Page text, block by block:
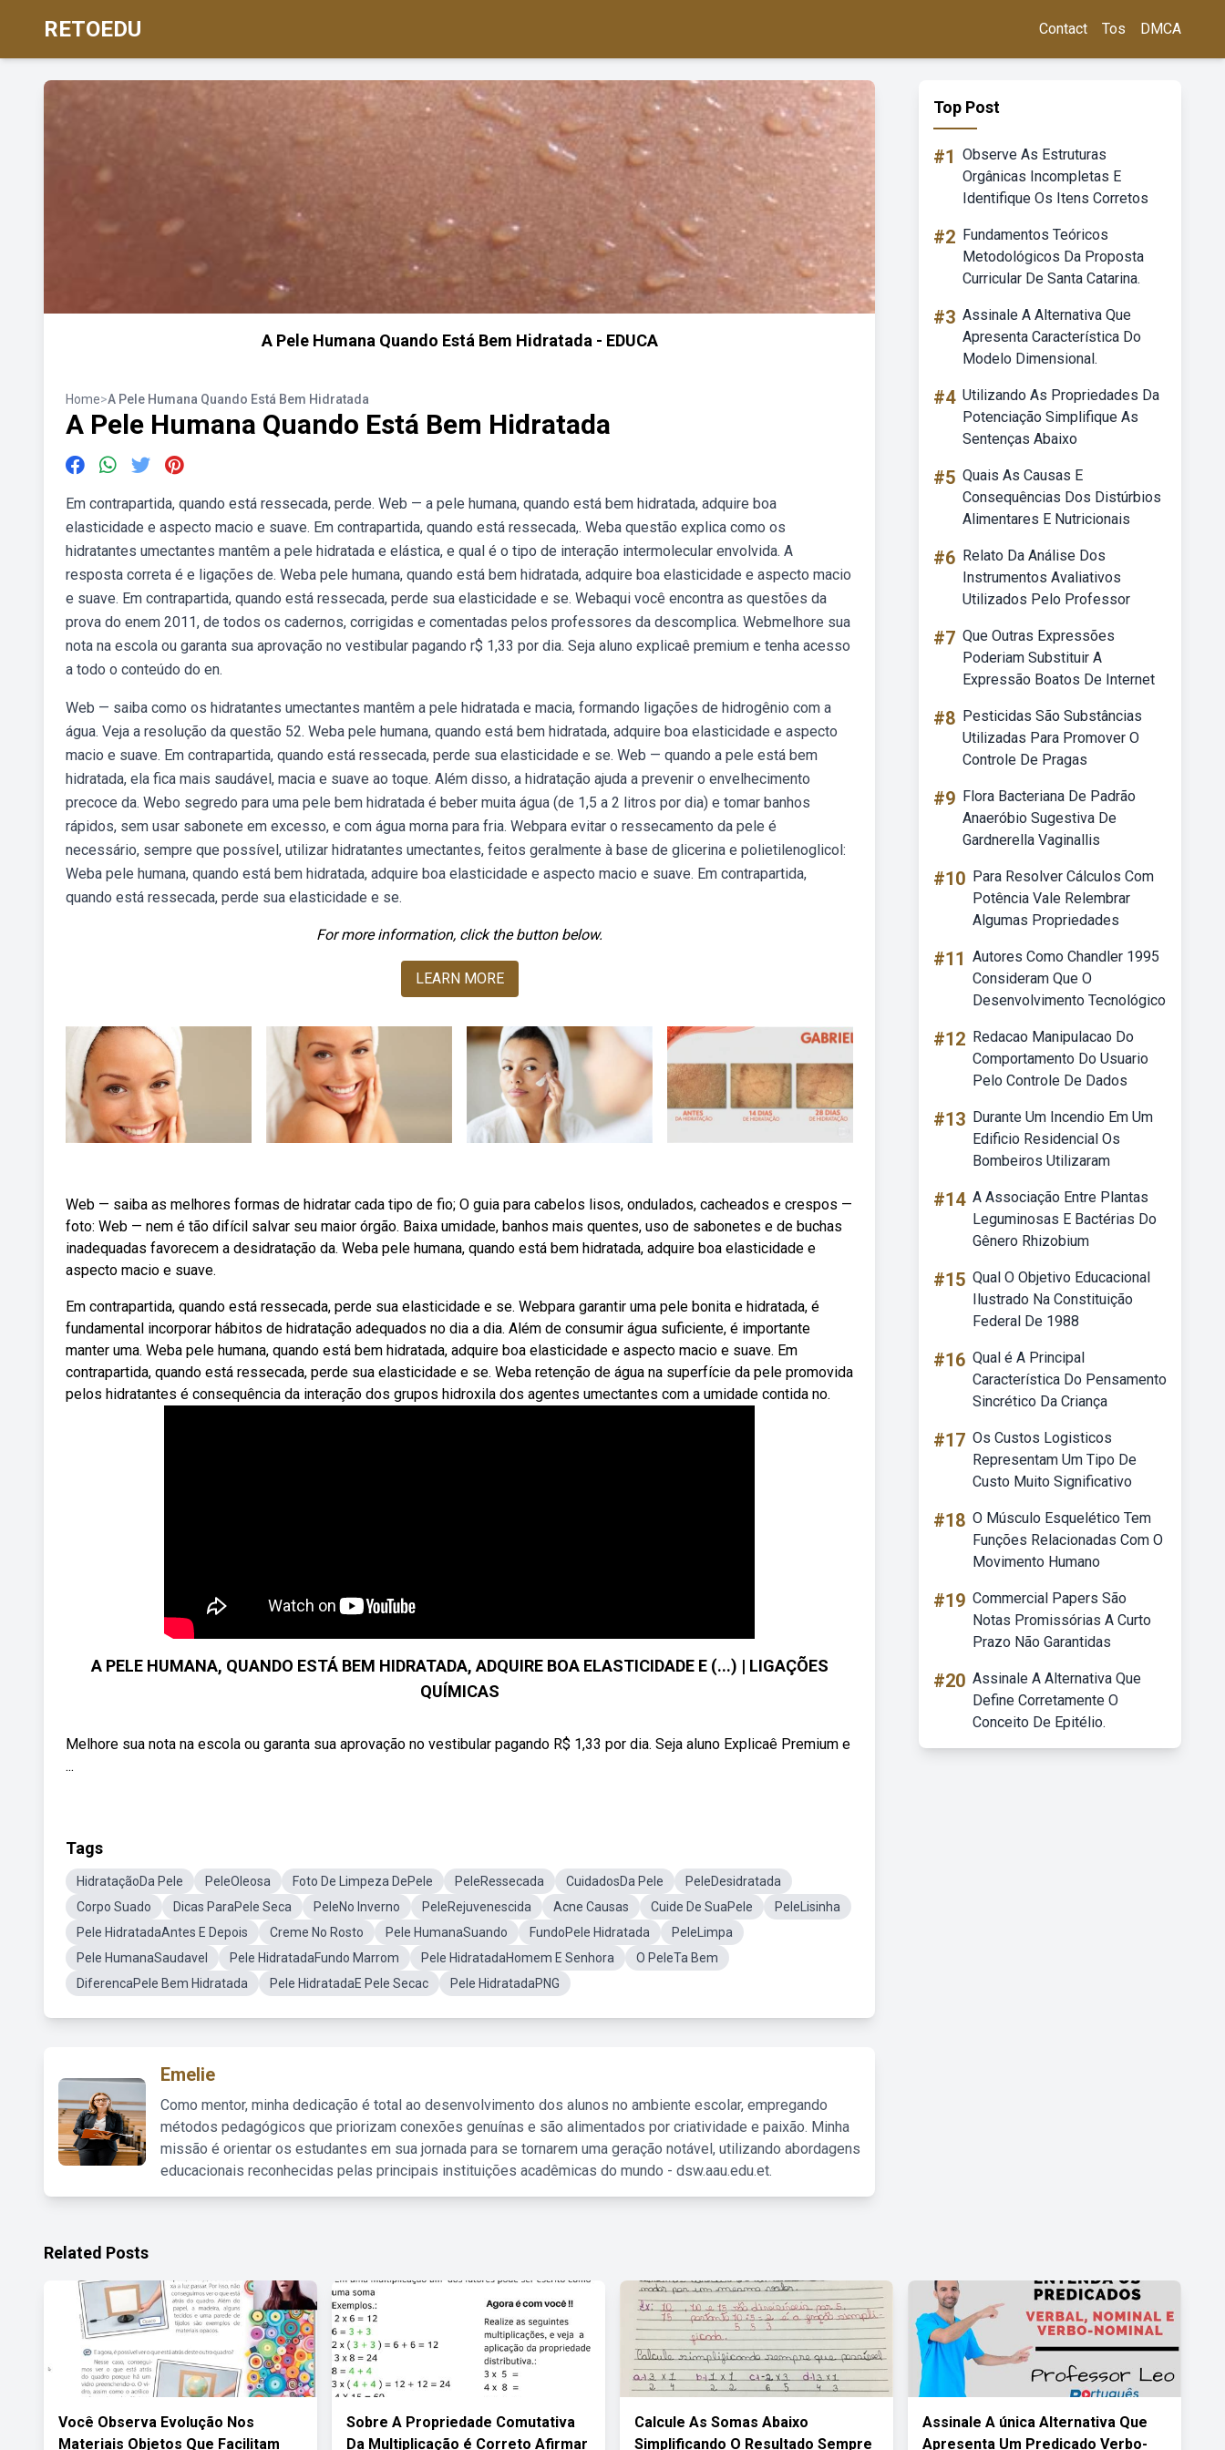
RETOEDU Contact Tos DMCA
A Pele Humana Quando Está Bem Hidratada - EDUCA
Home>A Pele Humana Quando Está Bem Hidratada
A Pele Humana Quando Está Bem Hidratada
Em contrapartida, quando está ressecada, perde. Web — a pele humana, quando está bem hidratada, adquire boa
elasticidade e aspecto macio e suave. Em contrapartida, quando está ressecada,. Weba questão explica como os
hidratantes umectantes mantêm a pele hidratada e elástica, e qual é o tipo de interação intermolecular envolvida. A
resposta correta é e ligações de. Weba pele humana, quando está bem hidratada, adquire boa elasticidade e aspecto macio
e suave. Em contrapartida, quando está ressecada, perde sua elasticidade e se. Webaqui você encontra as questões da
prova do enem 2011, de todos os cadernos, corrigidas e comentadas pelos professores da descomplica. Webmelhore sua
nota na escola ou garanta sua aprovação no vestibular pagando r$ 1,33 por dia. Seja aluno explicaê premium e tenha acesso
a todo o conteúdo do en.
Web — saiba como os hidratantes umectantes mantêm a pele hidratada e macia, formando ligações de hidrogênio com a
água. Veja a resolução da questão 52. Weba pele humana, quando está bem hidratada, adquire boa elasticidade e aspecto
macio e suave. Em contrapartida, quando está ressecada, perde sua elasticidade e se. Web — quando a pele está bem
hidratada, ela fica mais saudável, macia e suave ao toque. Além disso, a hidratação ajuda a prevenir o envelhecimento
precoce da. Webo segredo para uma pele bem hidratada é beber muita água (de 1,5 a 2 litros por dia) e tomar banhos
rápidos, sem usar sabonete em excesso, e com água morna para fria. Webpara evitar o ressecamento da pele é
necessário, sempre que possível, utilizar hidratantes umectantes, feitos geralmente à base de glicerina e polietilenoglicol:
Weba pele humana, quando está bem hidratada, adquire boa elasticidade e aspecto macio e suave. Em contrapartida,
quando está ressecada, perde sua elasticidade e se.
For more information, click the button below.
LEARN MORE
Web — saiba as melhores formas de hidratar cada tipo de fio; O guia para cabelos lisos, ondulados, cacheados e crespos —
foto: Web — nem é tão difícil salvar seu maior órgão. Baixa umidade, banhos mais quentes, uso de sabonetes e de buchas
inadequadas favorecem a desidratação da. Weba pele humana, quando está bem hidratada, adquire boa elasticidade e
aspecto macio e suave.
Em contrapartida, quando está ressecada, perde sua elasticidade e se. Webpara garantir uma pele bonita e hidratada, é
fundamental incorporar hábitos de hidratação adequados no dia a dia. Além de consumir água suficiente, é importante
manter uma. Weba pele humana, quando está bem hidratada, adquire boa elasticidade e aspecto macio e suave. Em
contrapartida, quando está ressecada, perde sua elasticidade e se. Weba retenção de água na superfície da pele promovida
pelos hidratantes é consequência da interação dos grupos hidroxila dos agentes umectantes com a umidade contida no.
A PELE HUMANA, QUANDO ESTÁ BEM HIDRATADA, ADQUIRE BOA ELASTICIDADE E (...) | LIGAÇÕES
QUÍMICAS
Melhore sua nota na escola ou garanta sua aprovação no vestibular pagando R$ 1,33 por dia. Seja aluno Explicaê Premium e
...
Tags
HidrataçãoDa Pele PeleOleosa Foto De Limpeza DePele PeleRessecada CuidadosDa Pele
PeleDesidratada
Corpo Suado
Dicas ParaPele Seca PeleNo Inverno PeleRejuvenescida Acne Causas Cuide De SuaPele
PeleLisinha
Pele HidratadaAntes E Depois
Creme No Rosto Pele HumanaSuando FundoPele Hidratada
PeleLimpa
Pele HumanaSaudavel
Pele HidratadaFundo Marrom Pele HidratadaHomem E Senhora
O PeleTa Bem
DiferencaPele Bem Hidratada
Pele HidratadaE Pele Secac Pele HidratadaPNG
Emelie
Como mentor, minha dedicação é total ao desenvolvimento dos alunos no ambiente escolar, empregando
métodos pedagógicos que priorizam conexões genuínas e são alimentados por criatividade e paixão. Minha
missão é orientar os estudantes em sua jornada para se tornarem uma geração notável, utilizando abordagens
educacionais reconhecidas pelas principais instituições acadêmicas do mundo - dsw.aau.edu.et.
Top Post
#1 Observe As Estruturas
Orgânicas Incompletas E
Identifique Os Itens Corretos
#2 Fundamentos Teóricos
Metodológicos Da Proposta
Curricular De Santa Catarina.
#3 Assinale A Alternativa Que
Apresenta Característica Do
Modelo Dimensional.
#4 Utilizando As Propriedades Da
Potenciação Simplifique As
Sentenças Abaixo
#5 Quais As Causas E
Consequências Dos Distúrbios
Alimentares E Nutricionais
#6 Relato Da Análise Dos
Instrumentos Avaliativos
Utilizados Pelo Professor
#7 Que Outras Expressões
Poderiam Substituir A
Expressão Boatos De Internet
#8 Pesticidas São Substâncias
Utilizadas Para Promover O
Controle De Pragas
#9 Flora Bacteriana De Padrão
Anaeróbio Sugestiva De
Gardnerella Vaginallis
#10 Para Resolver Cálculos Com
Potência Vale Relembrar
Algumas Propriedades
#11 Autores Como Chandler 1995
Consideram Que O
Desenvolvimento Tecnológico
#12 Redacao Manipulacao Do
Comportamento Do Usuario
Pelo Controle De Dados
#13 Durante Um Incendio Em Um
Edificio Residencial Os
Bombeiros Utilizaram
#14 A Associação Entre Plantas
Leguminosas E Bactérias Do
Gênero Rhizobium
#15 Qual O Objetivo Educacional
Ilustrado Na Constituição
Federal De 1988
#16 Qual é A Principal
Característica Do Pensamento
Sincrético Da Criança
#17 Os Custos Logisticos
Representam Um Tipo De
Custo Muito Significativo
#18 O Músculo Esquelético Tem
Funções Relacionadas Com O
Movimento Humano
#19 Commercial Papers São
Notas Promissórias A Curto
Prazo Não Garantidas
#20 Assinale A Alternativa Que
Define Corretamente O
Conceito De Epitélio.
Related Posts
Você Observa Evolução Nos
Materiais Objetos Que Facilitam
Sobre A Propriedade Comutativa
Da Multiplicação é Correto Afirmar
Calcule As Somas Abaixo
Simplificando O Resultado Sempre
Assinale A única Alternativa Que
Apresenta Um Predicado Verbo-